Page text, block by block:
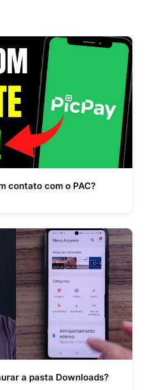
contato com o PAC?
a pasta Downloads?